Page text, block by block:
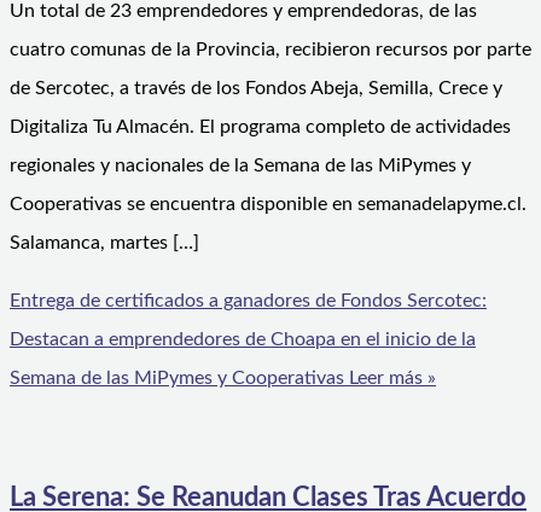
Un total de 23 emprendedores y emprendedoras, de las
cuatro comunas de la Provincia, recibieron recursos por parte
de Sercotec, a través de los Fondos Abeja, Semilla, Crece y
Digitaliza Tu Almacén. El programa completo de actividades
regionales y nacionales de la Semana de las MiPymes y
Cooperativas se encuentra disponible en semanadelapyme.cl.
Salamanca, martes […]
Entrega de certificados a ganadores de Fondos Sercotec:
Destacan a emprendedores de Choapa en el inicio de la
Semana de las MiPymes y Cooperativas Leer más »
La Serena: Se Reanudan Clases Tras Acuerdo